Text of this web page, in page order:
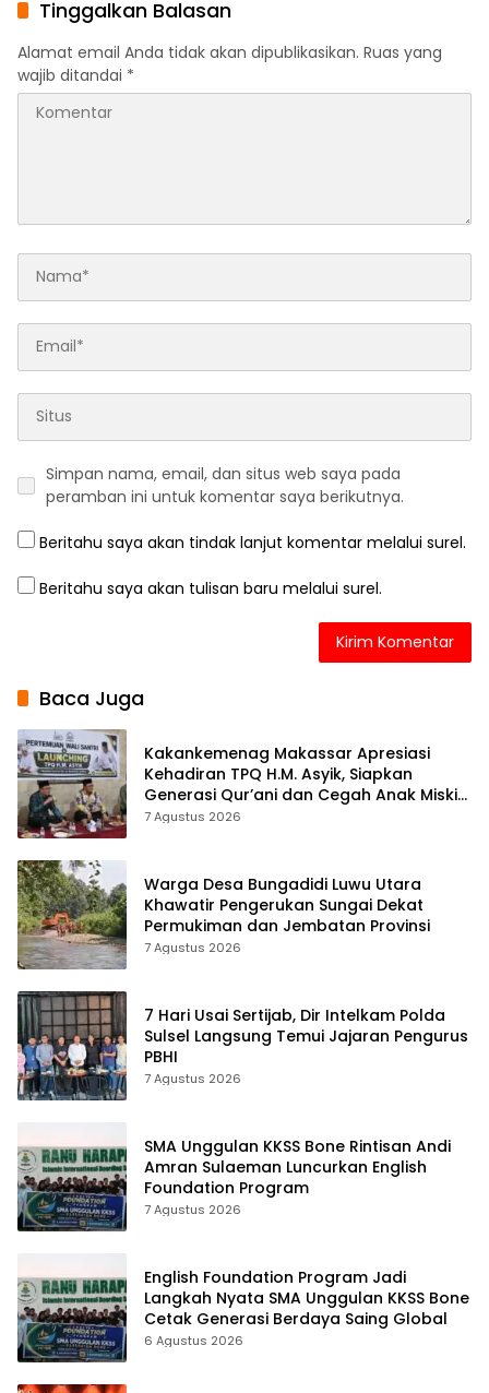
Tinggalkan Balasan
Alamat email Anda tidak akan dipublikasikan. Ruas yang
wajib ditandai *
Simpan nama, email, dan situs web saya pada
peramban ini untuk komentar saya berikutnya.
Beritahu saya akan tindak lanjut komentar melalui surel.
Beritahu saya akan tulisan baru melalui surel.
Baca Juga
Kakankemenag Makassar Apresiasi
Kehadiran TPQ H.M. Asyik, Siapkan
Generasi Qur’ani dan Cegah Anak Miskin
Spiritualitas
7 Agustus 2026
Warga Desa Bungadidi Luwu Utara
Khawatir Pengerukan Sungai Dekat
Permukiman dan Jembatan Provinsi
7 Agustus 2026
7 Hari Usai Sertijab, Dir Intelkam Polda
Sulsel Langsung Temui Jajaran Pengurus
PBHI
7 Agustus 2026
SMA Unggulan KKSS Bone Rintisan Andi
Amran Sulaeman Luncurkan English
Foundation Program
7 Agustus 2026
English Foundation Program Jadi
Langkah Nyata SMA Unggulan KKSS Bone
Cetak Generasi Berdaya Saing Global
6 Agustus 2026